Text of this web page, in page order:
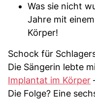
Was sie nicht
Jahre mit
Körper!
Schock für
Die Sängerin lebte
Implantat im Körper
Die Folge? Eine